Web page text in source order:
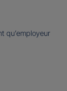
qu’employeur